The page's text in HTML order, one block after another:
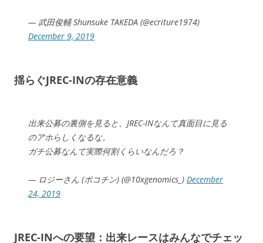
— 武田俊輔 Shunsuke TAKEDA (@ecriture1974)
December 9, 2019
揺らぐJREC-INの存在意義
出来公募の裏側を見ると、JREC-INなんて真面目に見る
のアホらしくなるな。
ガチ公募なんて実際何割くらいなんだろ？
— ロジーさん (ポコチン) (@10xgenomics_) December
24, 2019
JREC-INへの要望：出来レースはみんなでチェッ